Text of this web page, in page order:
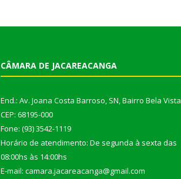
CÂMARA DE JACAREACANGA
End.: Av. Joana Costa Barroso, SN, Bairro Bela Vista
CEP: 68195-000
Fone: (93) 3542-1119
Horário de atendimento: De segunda à sexta das
08:00hs às 14:00hs
E-mail: camara.jacareacanga@gmail.com